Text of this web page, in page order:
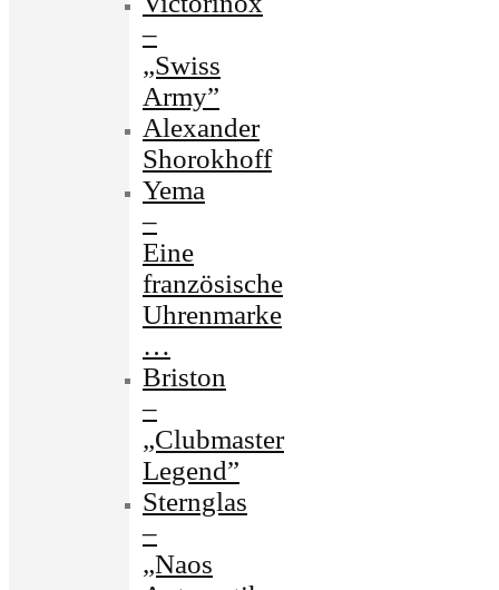
–
„Swiss
Army”
Alexander
Shorokhoff
Yema
–
Eine
französische
Uhrenmarke
…
Briston
–
„Clubmaster
Legend”
Sternglas
–
„Naos